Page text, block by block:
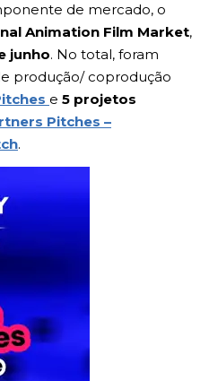
de mercado, o
Animation Film Market,
junho. No total, foram
produção/ coprodução
e 5 projetos
Pitches –
.